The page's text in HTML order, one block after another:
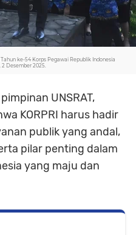
ke-54 Korps Pegawai Republik Indonesia
2 Desember 2025.
UNSRAT,
KORPRI harus hadir
publik yang andal,
pilar penting dalam
yang maju dan